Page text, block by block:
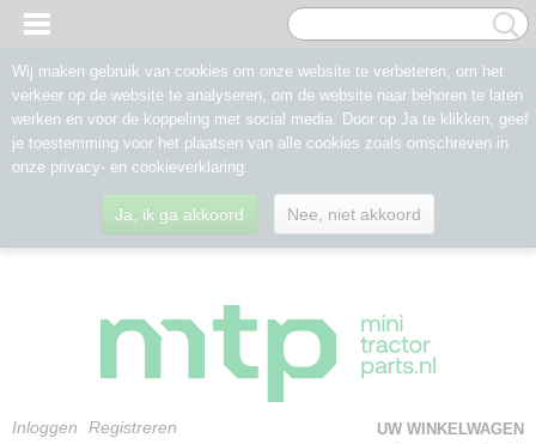
Inloggen Registreren
UW WINKELWAGEN
Wij maken gebruik van cookies om onze website te verbeteren, om het
verkeer op de website te analyseren, om de website naar behoren te laten
werken en voor de koppeling met social media. Door op Ja te klikken, geef
je toestemming voor het plaatsen van alle cookies zoals omschreven in
onze privacy- en cookieverklaring.
Ja, ik ga akkoord Nee, niet akkoord